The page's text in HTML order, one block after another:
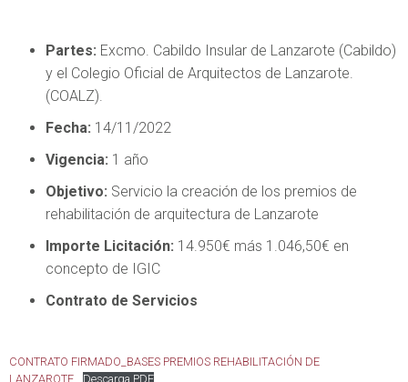
Partes: Excmo. Cabildo Insular de Lanzarote (Cabildo)
y el Colegio Oficial de Arquitectos de Lanzarote.
(COALZ).
Fecha: 14/11/2022
Vigencia: 1 año
Objetivo: Servicio la creación de los premios de
rehabilitación de arquitectura de Lanzarote
Importe Licitación: 14.950€ más 1.046,50€ en
concepto de IGIC
Contrato de Servicios
CONTRATO FIRMADO_BASES PREMIOS REHABILITACIÓN DE
LANZAROTE
Descarga PDF